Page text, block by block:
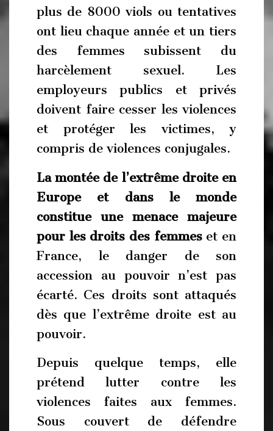
plus de 8000 viols ou tentatives
ont lieu chaque année et un tiers
des femmes subissent du
harcèlement sexuel. Les
employeurs publics et privés
doivent faire cesser les violences
et protéger les victimes, y
compris de violences conjugales.
La montée de l’extrême droite en
Europe et dans le monde
constitue une menace majeure
pour les droits des femmes et en
France, le danger de son
accession au pouvoir n’est pas
écarté. Ces droits sont attaqués
dès que l’extrême droite est au
pouvoir.
Depuis quelque temps, elle
prétend lutter contre les
violences faites aux femmes.
Sous couvert de défendre